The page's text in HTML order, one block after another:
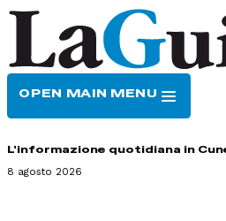
OPEN MAIN MENU
L'informazione quotidiana in
8 agosto 2026